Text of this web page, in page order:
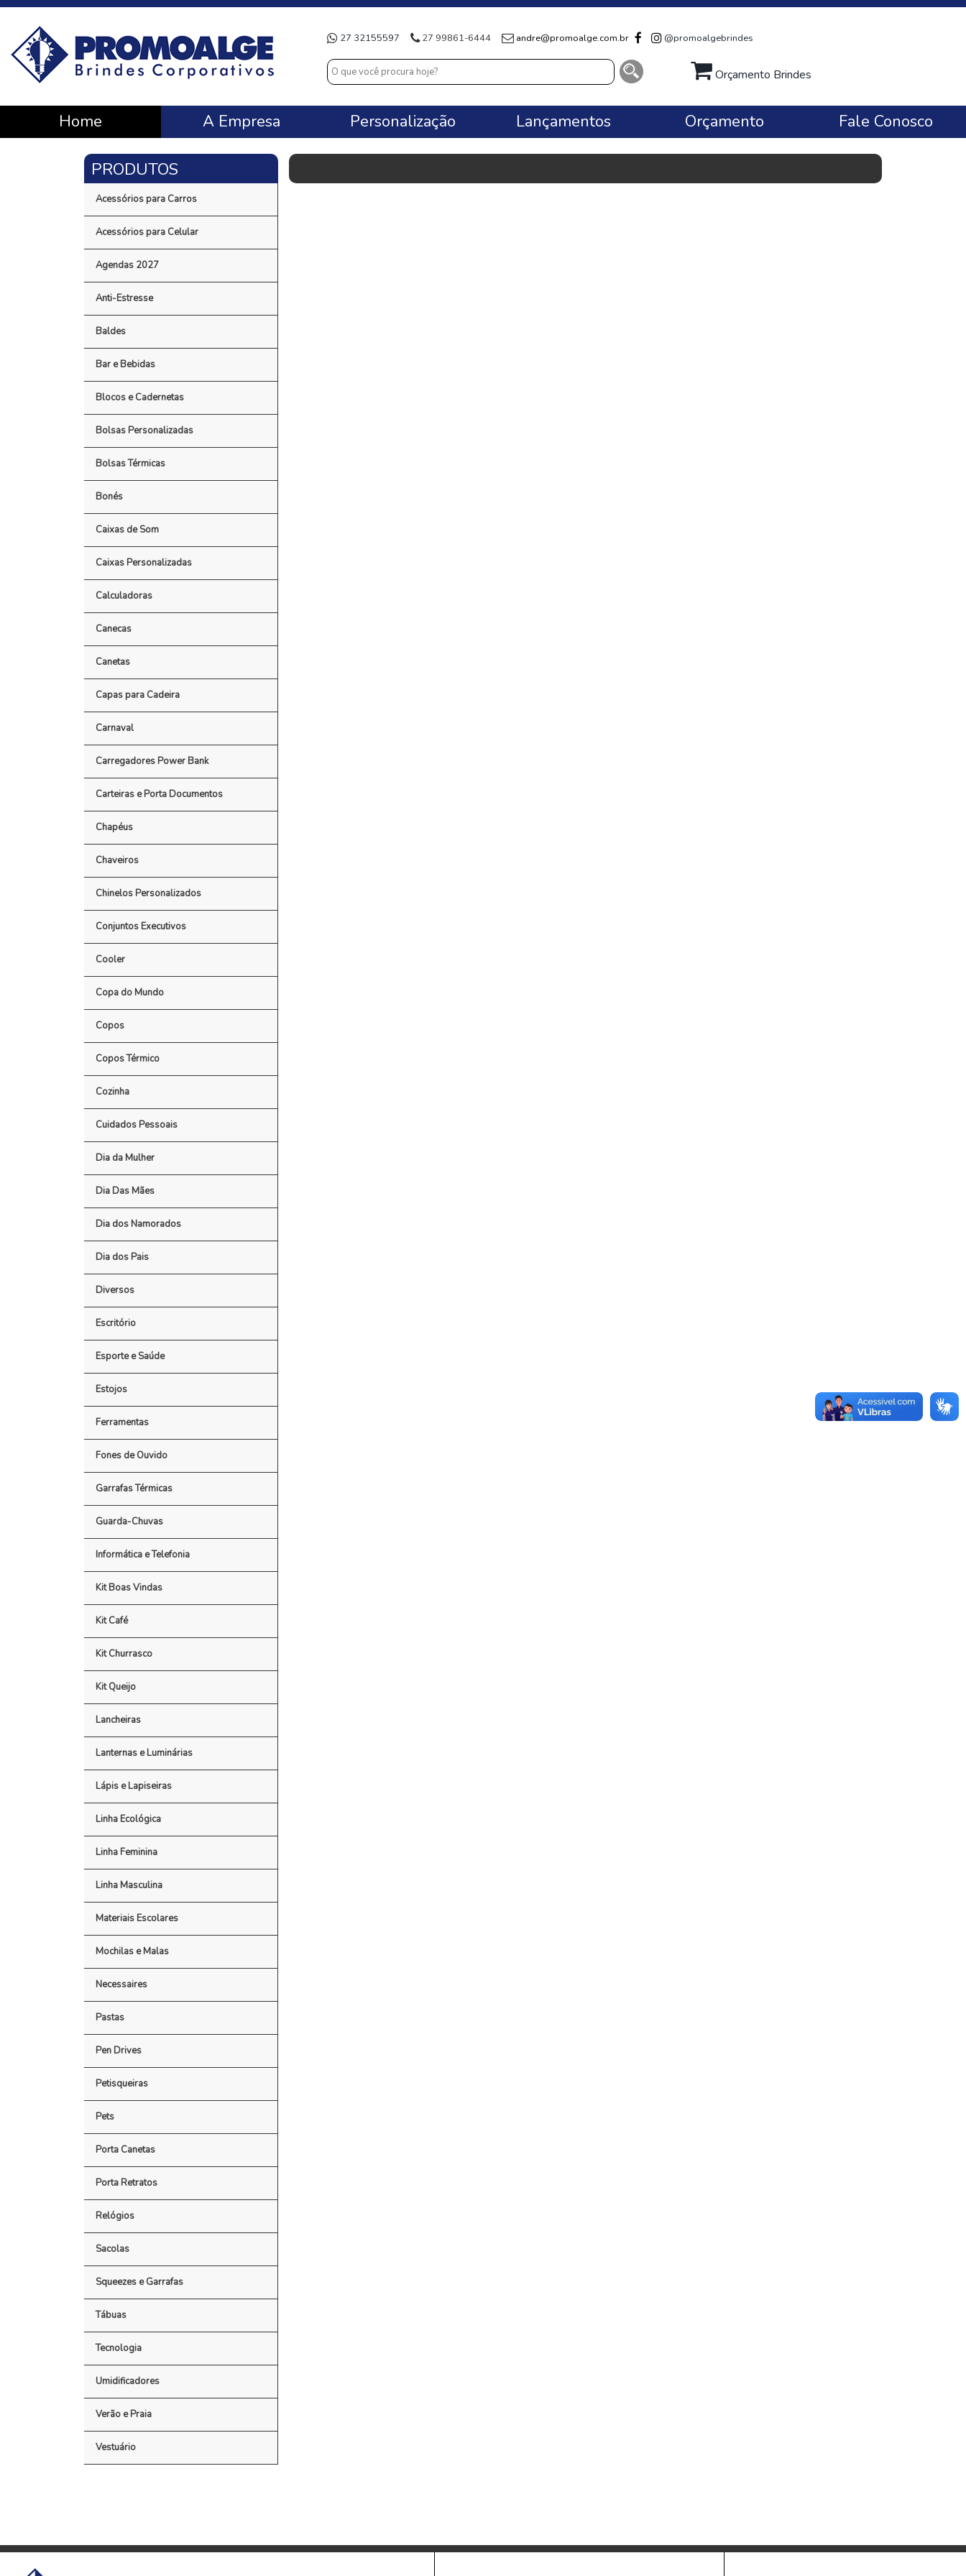
27 32155597 27 99861-6444 andre@promoalge.com.br @promoalgebrindes
Orçamento Brindes
Home A Empresa Personalização Lançamentos Orçamento Fale Conosco
Acessórios para Carros
Acessórios para Celular
Agendas 2027
Anti-Estresse
Baldes
Bar e Bebidas
Blocos e Cadernetas
Bolsas Personalizadas
Bolsas Térmicas
Bonés
Caixas de Som
Caixas Personalizadas
Calculadoras
Canecas
Canetas
Capas para Cadeira
Carnaval
Carregadores Power Bank
Carteiras e Porta Documentos
Chapéus
Chaveiros
Chinelos Personalizados
Conjuntos Executivos
Cooler
Copa do Mundo
Copos
Copos Térmico
Cozinha
Cuidados Pessoais
Dia da Mulher
Dia Das Mães
Dia dos Namorados
Dia dos Pais
Diversos
Escritório
Esporte e Saúde
Estojos
Ferramentas
Fones de Ouvido
Garrafas Térmicas
Guarda-Chuvas
Informática e Telefonia
Kit Boas Vindas
Kit Café
Kit Churrasco
Kit Queijo
Lancheiras
Lanternas e Luminárias
Lápis e Lapiseiras
Linha Ecológica
Linha Feminina
Linha Masculina
Materiais Escolares
Mochilas e Malas
Necessaires
Pastas
Pen Drives
Petisqueiras
Pets
Porta Canetas
Porta Retratos
Relógios
Sacolas
Squeezes e Garrafas
Tábuas
Tecnologia
Umidificadores
Verão e Praia
Vestuário